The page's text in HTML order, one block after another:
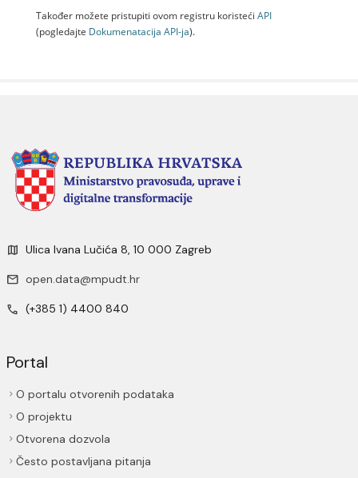
Također možete pristupiti ovom registru koristeći API
(pogledajte Dokumenаtаcijа API-jа).